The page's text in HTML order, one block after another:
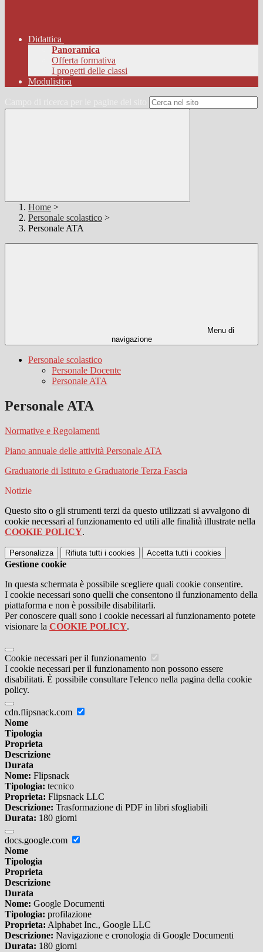
Didattica
Panoramica
Offerta formativa
I progetti delle classi
Modulistica
Home >
Personale scolastico >
Personale ATA
Menu di
navigazione
Personale scolastico
Personale Docente
Personale ATA
Personale ATA
Normative e Regolamenti
Piano annuale delle attività Personale ATA
Graduatorie di Istituto e Graduatorie Terza Fascia
Notizie
Questo sito o gli strumenti terzi da questo utilizzati si avvalgono di
cookie necessari al funzionamento ed utili alle finalità illustrate nella
COOKIE POLICY.
Personalizza Rifiuta tutti i cookies Accetta tutti i cookies
Gestione cookie
In questa schermata è possibile scegliere quali cookie consentire.
I cookie necessari sono quelli che consentono il funzionamento della
piattaforma e non è possibile disabilitarli.
Per conoscere quali sono i cookie necessari al funzionamento potete
visionare la COOKIE POLICY.
Cookie necessari per il funzionamento
I cookie necessari per il funzionamento non possono essere
disabilitati. È possibile consultare l'elenco nella pagina della cookie
policy.
cdn.flipsnack.com
Nome
Tipologia
Proprieta
Descrizione
Durata
Nome: Flipsnack
Tipologia: tecnico
Proprieta: Flipsnack LLC
Descrizione: Trasformazione di PDF in libri sfogliabili
Durata: 180 giorni
docs.google.com
Nome
Tipologia
Proprieta
Descrizione
Durata
Nome: Google Documenti
Tipologia: profilazione
Proprieta: Alphabet Inc., Google LLC
Descrizione: Navigazione e cronologia di Google Documenti
Durata: 180 giorni